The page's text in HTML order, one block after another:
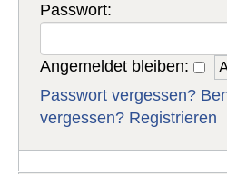
Passwort:
Angemeldet bleiben:
Passwort vergessen?
vergessen? Registrieren